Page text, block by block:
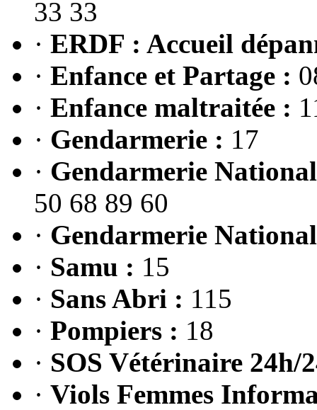
33 33
· ERDF : Accueil
· Enfance et Partage :
· Enfance maltraitée :
· Gendarmerie : 17
· Gendarmerie
50 68 89 60
· Gendarmerie
· Samu : 15
· Sans Abri : 115
· Pompiers : 18
· SOS Vétérinaire 24h/
· Viols Femmes